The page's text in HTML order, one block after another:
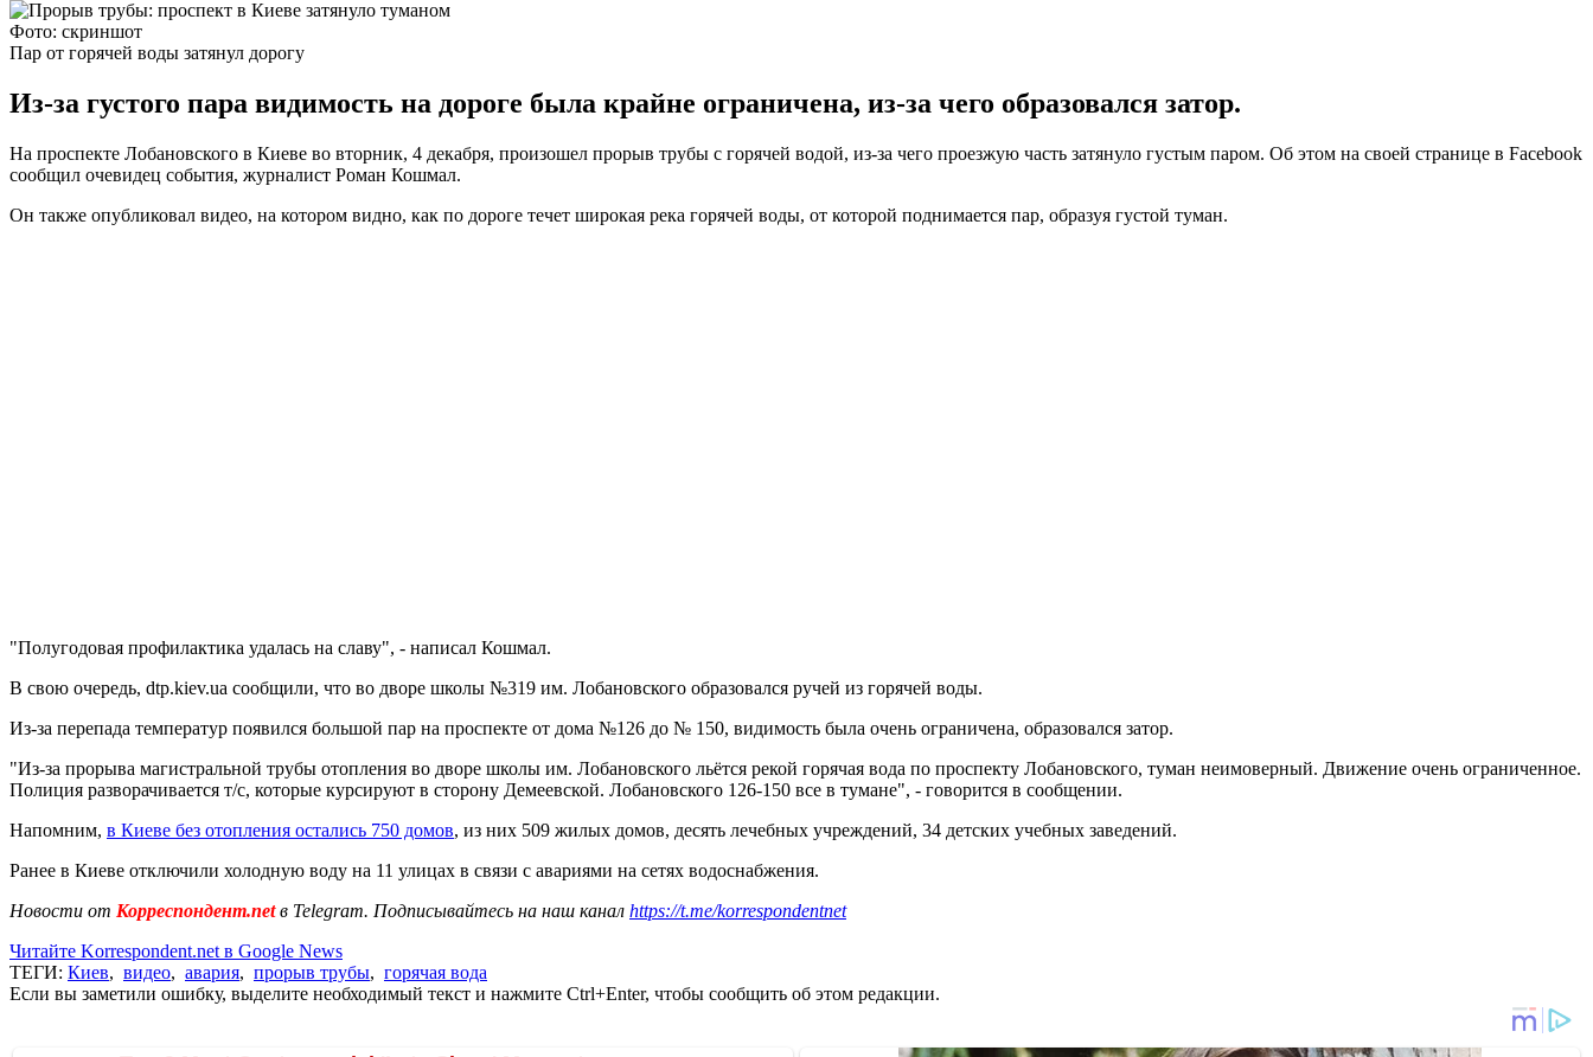
Фото: скриншот
Пар от горячей воды затянул дорогу
Из-за густого пара видимость на дороге была крайне ограничена, из-за чего образовался затор.
На проспекте Лобановского в Киеве во вторник, 4 декабря, произошел прорыв трубы с горячей водой, из-за чего проезжую часть затянуло густым паром. Об этом на своей странице в Facebook
сообщил очевидец события, журналист Роман Кошмал.
Он также опубликовал видео, на котором видно, как по дороге течет широкая река горячей воды, от которой поднимается пар, образуя густой туман.
"Полугодовая профилактика удалась на славу", - написал Кошмал.
В свою очередь, dtp.kiev.ua сообщили, что во дворе школы №319 им. Лобановского образовался ручей из горячей воды.
Из-за перепада температур появился большой пар на проспекте от дома №126 до № 150, видимость была очень ограничена, образовался затор.
"Из-за прорыва магистральной трубы отопления во дворе школы им. Лобановского льётся рекой горячая вода по проспекту Лобановского, туман неимоверный. Движение очень ограниченное.
Полиция разворачивается т/с, которые курсируют в сторону Демеевской. Лобановского 126-150 все в тумане", - говорится в сообщении.
Напомним, в Киеве без отопления остались 750 домов, из них 509 жилых домов, десять лечебных учреждений, 34 детских учебных заведений.
Ранее в Киеве отключили холодную воду на 11 улицах в связи с авариями на сетях водоснабжения.
Новости от Корреспондент.netв Telegram. Подписывайтесь на наш канал https://t.me/korrespondentnet
Читайте Korrespondent.net в Google News
ТЕГИ: Киев, видео, авария, прорыв трубы, горячая вода
Если вы заметили ошибку, выделите необходимый текст и нажмите Ctrl+Enter, чтобы сообщить об этом редакции.